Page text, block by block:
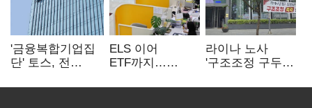
'금융복합기업집
단' 토스, 전
표준화
ELS 이어
ETF까지…
제동 걸린 은행
라이나 노사
'구조조정 구두